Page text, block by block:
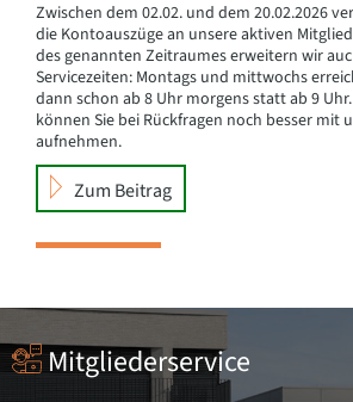
Zwischen dem 02.02. und dem 20.02.2026
die Kontoauszüge an unsere aktiven
des genannten Zeitraumes erweitern wir
Servicezeiten: Montags und mittwochs
dann schon ab 8 Uhr morgens statt ab 9
können Sie bei Rückfragen noch besser mit
aufnehmen.
Zum Beitrag
Mitgliederservice